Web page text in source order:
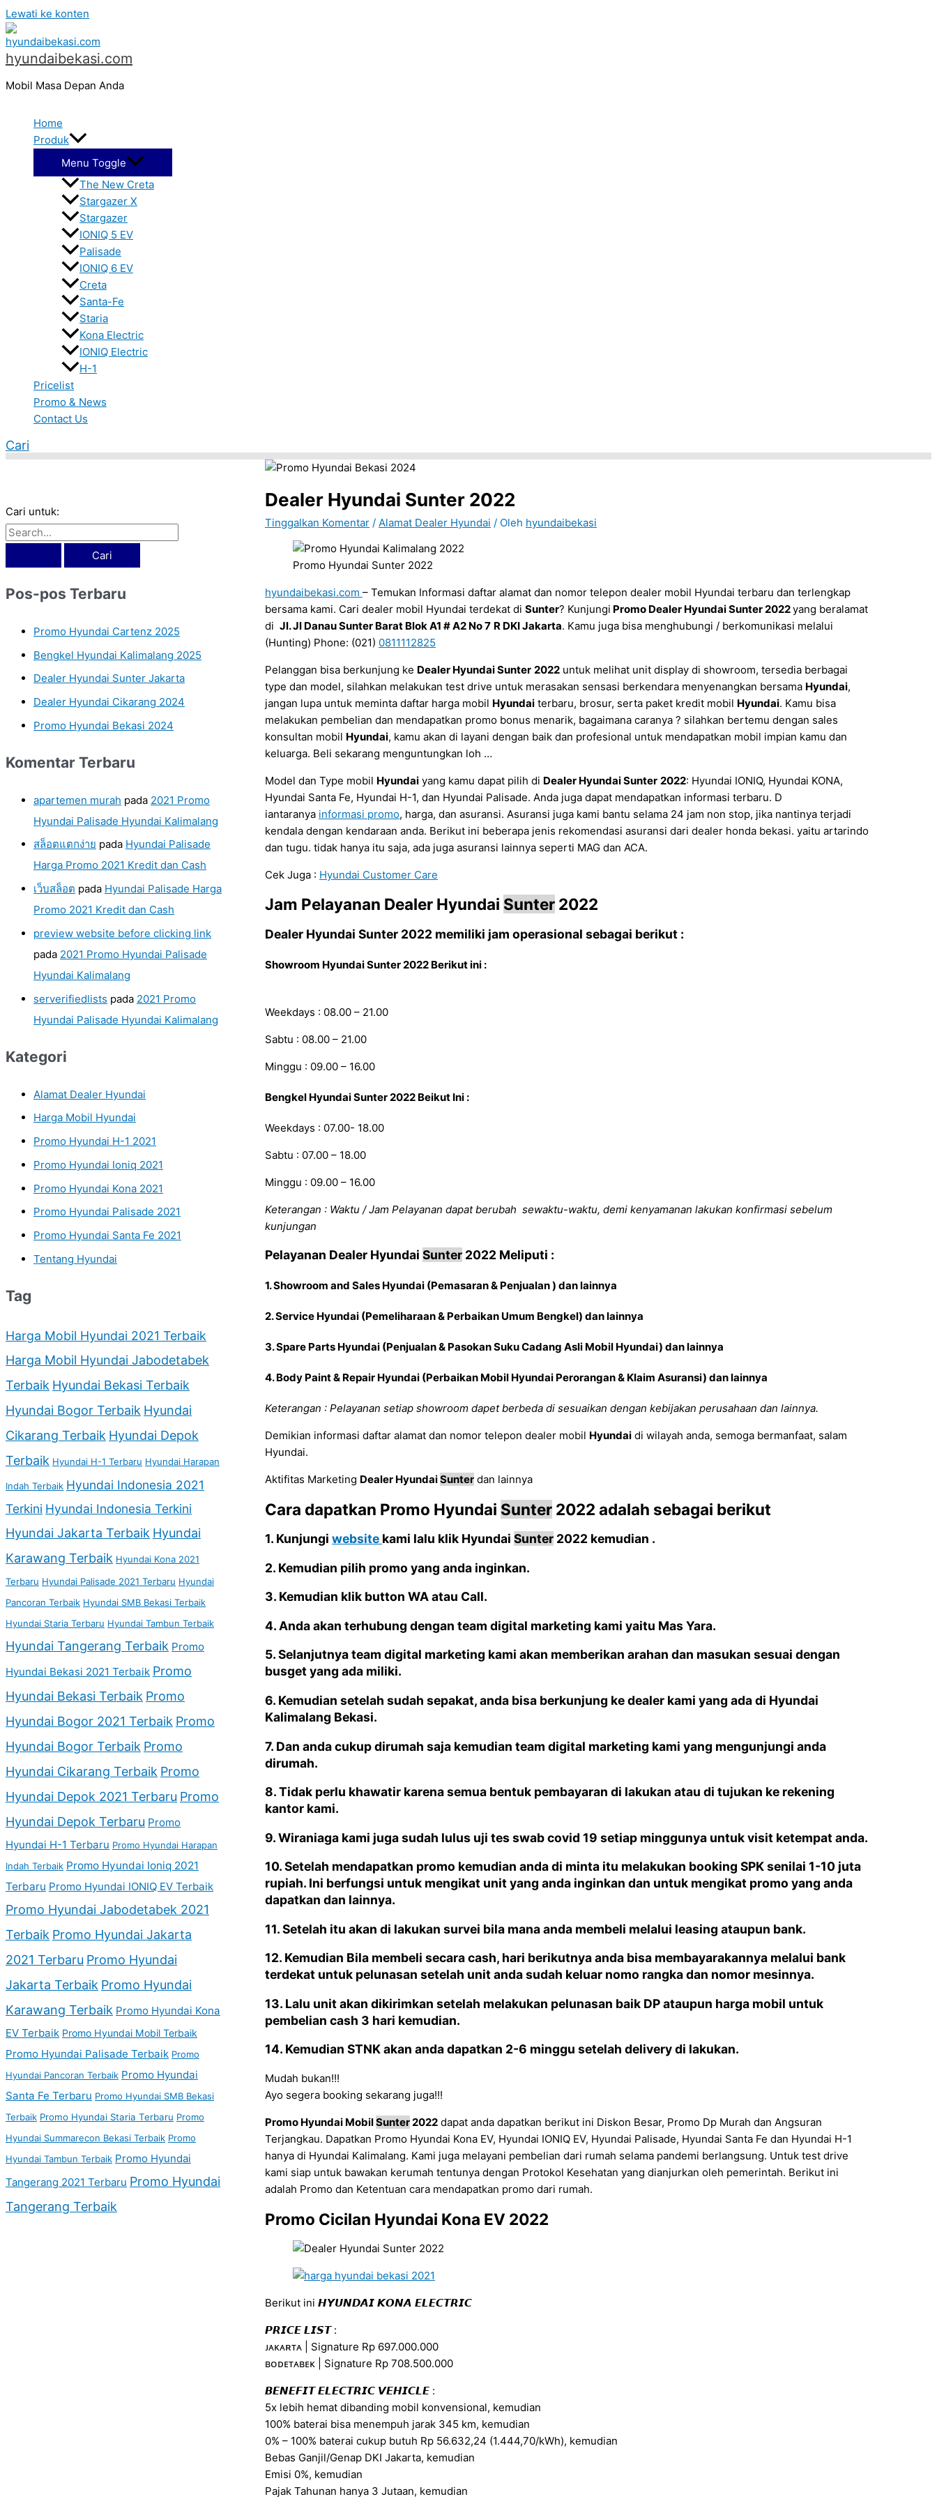
Lewati ke konten
hyundaibekasi.com
Mobil Masa Depan Anda
Home
Produk
Menu Toggle
The New Creta
Stargazer X
Stargazer
IONIQ 5 EV
Palisade
IONIQ 6 EV
Creta
Santa-Fe
Staria
Kona Electric
IONIQ Electric
H-1
Pricelist
Promo & News
Contact Us
Cari
Cari untuk:
Pos-pos Terbaru
Promo Hyundai Cartenz 2025
Bengkel Hyundai Kalimalang 2025
Dealer Hyundai Sunter Jakarta
Dealer Hyundai Cikarang 2024
Promo Hyundai Bekasi 2024
Komentar Terbaru
apartemen murah pada 2021 Promo
Hyundai Palisade Hyundai Kalimalang
สล็อตแตกง่าย pada Hyundai Palisade
Harga Promo 2021 Kredit dan Cash
เว็บสล็อต pada Hyundai Palisade Harga
Promo 2021 Kredit dan Cash
preview website before clicking link
pada 2021 Promo Hyundai Palisade
Hyundai Kalimalang
serverifiedlists pada 2021 Promo
Hyundai Palisade Hyundai Kalimalang
Kategori
Alamat Dealer Hyundai
Harga Mobil Hyundai
Promo Hyundai H-1 2021
Promo Hyundai Ioniq 2021
Promo Hyundai Kona 2021
Promo Hyundai Palisade 2021
Promo Hyundai Santa Fe 2021
Tentang Hyundai
Tag
Harga Mobil Hyundai 2021 Terbaik
Harga Mobil Hyundai Jabodetabek
Terbaik Hyundai Bekasi Terbaik
Hyundai Bogor Terbaik Hyundai
Cikarang Terbaik Hyundai Depok
Terbaik Hyundai H-1 Terbaru Hyundai Harapan
Indah Terbaik Hyundai Indonesia 2021
Terkini Hyundai Indonesia Terkini
Hyundai Jakarta Terbaik Hyundai
Karawang Terbaik Hyundai Kona 2021
Terbaru Hyundai Palisade 2021 Terbaru Hyundai
Pancoran Terbaik Hyundai SMB Bekasi Terbaik
Hyundai Staria Terbaru Hyundai Tambun Terbaik
Hyundai Tangerang Terbaik Promo
Hyundai Bekasi 2021 Terbaik Promo
Hyundai Bekasi Terbaik Promo
Hyundai Bogor 2021 Terbaik Promo
Hyundai Bogor Terbaik Promo
Hyundai Cikarang Terbaik Promo
Hyundai Depok 2021 Terbaru Promo
Hyundai Depok Terbaru Promo
Hyundai H-1 Terbaru Promo Hyundai Harapan
Indah Terbaik Promo Hyundai Ioniq 2021
Terbaru Promo Hyundai IONIQ EV Terbaik
Promo Hyundai Jabodetabek 2021
Terbaik Promo Hyundai Jakarta
2021 Terbaru Promo Hyundai
Jakarta Terbaik Promo Hyundai
Karawang Terbaik Promo Hyundai Kona
EV Terbaik Promo Hyundai Mobil Terbaik
Promo Hyundai Palisade Terbaik Promo
Hyundai Pancoran Terbaik Promo Hyundai
Santa Fe Terbaru Promo Hyundai SMB Bekasi
Terbaik Promo Hyundai Staria Terbaru Promo
Hyundai Summarecon Bekasi Terbaik Promo
Hyundai Tambun Terbaik Promo Hyundai
Tangerang 2021 Terbaru Promo Hyundai
Tangerang Terbaik
Dealer Hyundai Sunter 2022
Tinggalkan Komentar / Alamat Dealer Hyundai / Oleh hyundaibekasi
Promo Hyundai Sunter 2022
hyundaibekasi.com – Temukan Informasi daftar alamat dan nomor telepon dealer mobil Hyundai terbaru dan terlengkap
bersama kami. Cari dealer mobil Hyundai terdekat di Sunter? Kunjungi Promo Dealer Hyundai Sunter 2022yang beralamat
di Jl. Jl Danau Sunter Barat Blok A1 # A2 No 7 R DKI Jakarta. Kamu juga bisa menghubungi / berkomunikasi melalui
(Hunting) Phone: (021) 0811112825
Pelanggan bisa berkunjung ke Dealer HyundaiSunter 2022 untuk melihat unit display di showroom, tersedia berbagai
type dan model, silahkan melakukan test drive untuk merasakan sensasi berkendara menyenangkan bersama Hyundai,
jangan lupa untuk meminta daftar harga mobil Hyundai terbaru, brosur, serta paket kredit mobil Hyundai. Kamu bisa
melakukan pembelian dan mendapatkan promo bonus menarik, bagaimana caranya ? silahkan bertemu dengan sales
konsultan mobil Hyundai, kamu akan di layani dengan baik dan profesional untuk mendapatkan mobil impian kamu dan
keluarga. Beli sekarang menguntungkan loh …
Model dan Type mobil Hyundai yang kamu dapat pilih di Dealer HyundaiSunter 2022: Hyundai IONIQ, Hyundai KONA,
Hyundai Santa Fe, Hyundai H-1, dan Hyundai Palisade. Anda juga dapat mendapatkan informasi terbaru. D
iantaranya informasi promo, harga, dan asuransi. Asuransi juga kami bantu selama 24 jam non stop, jika nantinya terjadi
kendala dengan kendaraan anda. Berikut ini beberapa jenis rekomendasi asuransi dari dealer honda bekasi. yaitu artarindo
dan tugu. tidak hanya itu saja, ada juga asuransi lainnya seperti MAG dan ACA.
Cek Juga : Hyundai Customer Care
Jam Pelayanan Dealer Hyundai Sunter 2022
Dealer Hyundai Sunter 2022 memiliki jam operasional sebagai berikut :
Showroom HyundaiSunter2022 Berikut ini :
Weekdays : 08.00 – 21.00
Sabtu : 08.00 – 21.00
Minggu : 09.00 – 16.00
Bengkel HyundaiSunter 2022 Beikut Ini :
Weekdays : 07.00- 18.00
Sabtu : 07.00 – 18.00
Minggu : 09.00 – 16.00
Keterangan : Waktu / Jam Pelayanan dapat berubah sewaktu-waktu, demi kenyamanan lakukan konfirmasi sebelum
kunjungan
Pelayanan Dealer Hyundai Sunter 2022 Meliputi :
1. Showroom and Sales Hyundai (Pemasaran & Penjualan ) dan lainnya
2. Service Hyundai (Pemeliharaan & Perbaikan Umum Bengkel) dan lainnya
3. Spare Parts Hyundai (Penjualan & Pasokan Suku Cadang Asli Mobil Hyundai) dan lainnya
4. Body Paint & Repair Hyundai (Perbaikan Mobil Hyundai Perorangan & Klaim Asuransi) dan lainnya
Keterangan : Pelayanan setiap showroom dapet berbeda di sesuaikan dengan kebijakan perusahaan dan lainnya.
Demikian informasi daftar alamat dan nomor telepon dealer mobil Hyundai di wilayah anda, semoga bermanfaat, salam
Hyundai.
Aktifitas Marketing Dealer HyundaiSunter dan lainnya
Cara dapatkan Promo Hyundai Sunter 2022 adalah sebagai berikut
1. Kunjungi website kami lalu klik Hyundai Sunter 2022 kemudian .
2. Kemudian pilih promo yang anda inginkan.
3. Kemudian klik button WA atau Call.
4. Anda akan terhubung dengan team digital marketing kami yaitu Mas Yara.
5. Selanjutnya team digital marketing kami akan memberikan arahan dan masukan sesuai dengan
busget yang ada miliki.
6. Kemudian setelah sudah sepakat, anda bisa berkunjung ke dealer kami yang ada di Hyundai
Kalimalang Bekasi.
7. Dan anda cukup dirumah saja kemudian team digital marketing kami yang mengunjungi anda
dirumah.
8. Tidak perlu khawatir karena semua bentuk pembayaran di lakukan atau di tujukan ke rekening
kantor kami.
9. Wiraniaga kami juga sudah lulus uji tes swab covid 19 setiap minggunya untuk visit ketempat anda.
10. Setelah mendapatkan promo kemudian anda di minta itu melakukan booking SPK senilai 1-10 juta
rupiah. Ini berfungsi untuk mengikat unit yang anda inginkan dan untuk mengikat promo yang anda
dapatkan dan lainnya.
11. Setelah itu akan di lakukan survei bila mana anda membeli melalui leasing ataupun bank.
12. Kemudian Bila membeli secara cash, hari berikutnya anda bisa membayarakannya melalui bank
terdekat untuk pelunasan setelah unit anda sudah keluar nomo rangka dan nomor mesinnya.
13. Lalu unit akan dikirimkan setelah melakukan pelunasan baik DP ataupun harga mobil untuk
pembelian cash 3 hari kemudian.
14. Kemudian STNK akan anda dapatkan 2-6 minggu setelah delivery di lakukan.
Mudah bukan!!!
Ayo segera booking sekarang juga!!!
Promo Hyundai MobilSunter2022 dapat anda dapatkan berikut ini Diskon Besar, Promo Dp Murah dan Angsuran
Terjangkau. Dapatkan Promo Hyundai Kona EV, Hyundai IONIQ EV, Hyundai Palisade, Hyundai Santa Fe dan Hyundai H-1
hanya di Hyundai Kalimalang. Kami juga melayani pembelian dari rumah selama pandemi berlangsung. Untuk test drive
kami siap untuk bawakan kerumah tentunya dengan Protokol Kesehatan yang dianjurkan oleh pemerintah. Berikut ini
adalah Promo dan Ketentuan cara mendapatkan promo dari rumah.
Promo Cicilan Hyundai Kona EV 2022
Berikut ini 𝙃𝙔𝙐𝙉𝘿𝘼𝙄 𝙆𝙊𝙉𝘼 𝙀𝙇𝙀𝘾𝙏𝙍𝙄𝘾
𝙋𝙍𝙄𝘾𝙀 𝙇𝙄𝙎𝙏 :
ᴊᴀᴋᴀʀᴛᴀ | Signature Rp 697.000.000
ʙᴏᴅᴇᴛᴀʙᴇᴋ | Signature Rp 708.500.000
𝘽𝙀𝙉𝙀𝙁𝙄𝙏 𝙀𝙇𝙀𝘾𝙏𝙍𝙄𝘾 𝙑𝙀𝙃𝙄𝘾𝙇𝙀 :
5x lebih hemat dibanding mobil konvensional, kemudian
100% baterai bisa menempuh jarak 345 km, kemudian
0% – 100% baterai cukup butuh Rp 56.632,24 (1.444,70/kWh), kemudian
Bebas Ganjil/Genap DKI Jakarta, kemudian
Emisi 0%, kemudian
Pajak Tahunan hanya 3 Jutaan, kemudian